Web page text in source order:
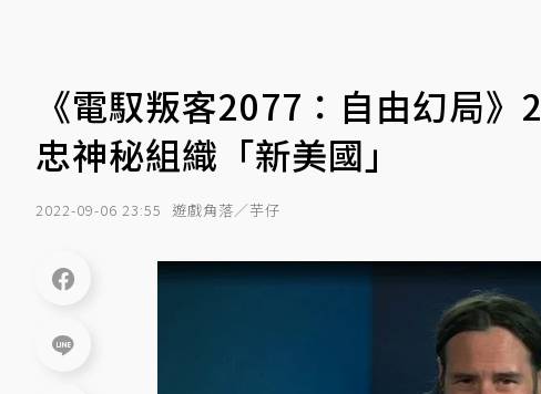
《電馭叛客2077：自由幻局
忠神秘組織「新美國」
2022-09-06 23:55 遊戲角落／芋仔